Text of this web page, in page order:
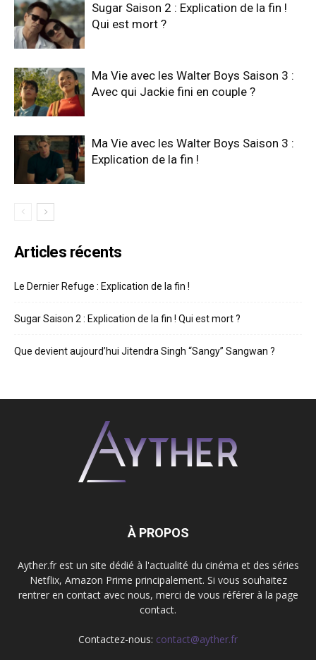
Sugar Saison 2 : Explication de la fin !
Qui est mort ?
Ma Vie avec les Walter Boys Saison 3 :
Avec qui Jackie fini en couple ?
Ma Vie avec les Walter Boys Saison 3 :
Explication de la fin !
Articles récents
Le Dernier Refuge : Explication de la fin !
Sugar Saison 2 : Explication de la fin ! Qui est mort ?
Que devient aujourd’hui Jitendra Singh “Sangy” Sangwan ?
À PROPOS
Ayther.fr est un site dédié à l'actualité du cinéma et des séries
Netflix, Amazon Prime principalement. Si vous souhaitez
rentrer en contact avec nous, merci de vous référer à la page
contact.
Contactez-nous: contact@ayther.fr